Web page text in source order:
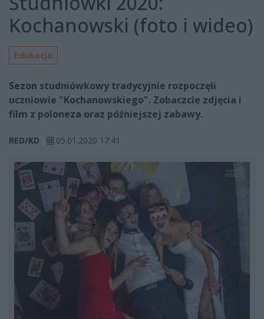
Kochanowski (foto i wideo)
Edukacja
Sezon studniówkowy tradycyjnie rozpoczęli
uczniowie "Kochanowskiego". Zobaczcie zdjęcia i
film z poloneza oraz późniejszej zabawy.
RED/KD 05.01.2020 17:41